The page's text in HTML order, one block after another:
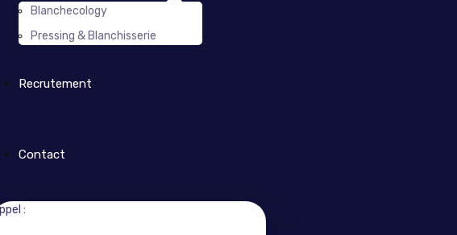
Blanchecology
Pressing & Blanchisserie
Recrutement
Contact
: